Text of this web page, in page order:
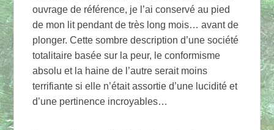
ouvrage de référence, je l’ai conservé au pied
de mon lit pendant de très long mois… avant de
plonger. Cette sombre description d’une société
totalitaire basée sur la peur, le conformisme
absolu et la haine de l’autre serait moins
terrifiante si elle n’était assortie d’une lucidité et
d’une pertinence incroyables…